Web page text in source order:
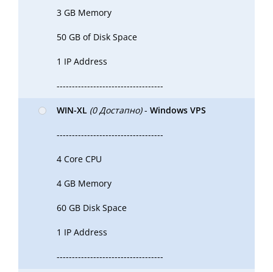
3 GB Memory
50 GB of Disk Space
1 IP Address
-----------------------------------
WIN-XL (0 Достапно)- Windows VPS
-----------------------------------
4 Core CPU
4 GB Memory
60 GB Disk Space
1 IP Address
-----------------------------------